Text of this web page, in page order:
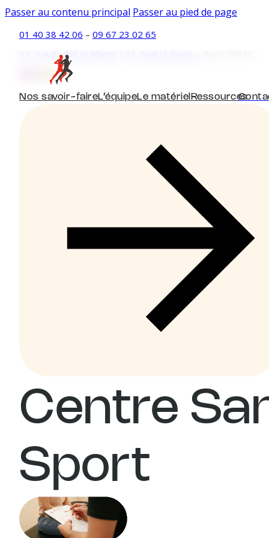
Passer au contenu principal Passer au pied de page
01 40 38 42 06 – 09 67 23 02 65
34, rue du fbg St Martin
Nos savoir-faireL’équipeLe matériel Ressources
Centre
Sport